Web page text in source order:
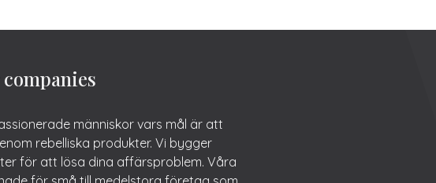
människor vars mål är att
rebelliska produkter. Vi bygger
för att lösa dina affärsproblem. Våra